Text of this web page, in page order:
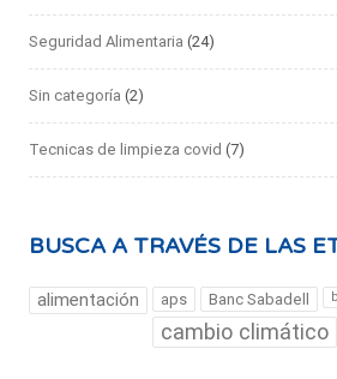
Seguridad Alimentaria (24)
Sin categoría (2)
Tecnicas de limpieza covid (7)
BUSCA A TRAVÉS DE LAS
alimentación aps Banc Sabadell
cambio climático